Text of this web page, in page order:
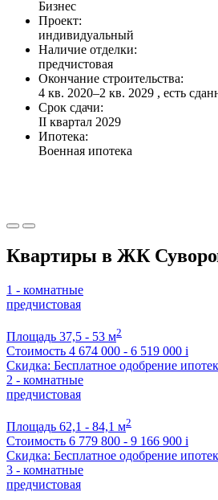
Бизнес
Проект:
индивидуальный
Наличие отделки:
предчистовая
Окончание строительства:
4 кв. 2020–2 кв. 2029 , есть
Срок сдачи:
II квартал 2029
Ипотека:
Военная ипотека
Квартиры в ЖК
1 - комнатные
предчистовая
Площадь 37,5 - 53 м2
Стоимость 4 674 000 - 6 519 000 i
Скидка: Бесплатное одобрение
2 - комнатные
предчистовая
Площадь 62,1 - 84,1 м2
Стоимость 6 779 800 - 9 166 900 i
Скидка: Бесплатное одобрение
3 - комнатные
предчистовая